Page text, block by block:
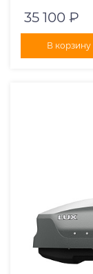
35 100 ₽
В корзину